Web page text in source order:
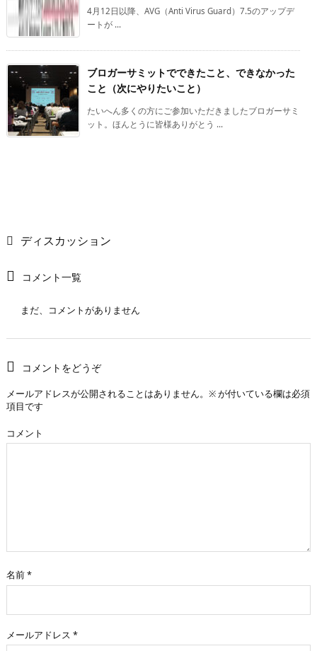
4月12日以降、AVG（Anti Virus Guard）7.5のアップデ
ートが ...
ブロガーサミットでできたこと、できなかった
こと（次にやりたいこと）
たいへん多くの方にご参加いただきましたブロガーサミ
ット。ほんとうに皆様ありがとう ...
ディスカッション
コメント一覧
まだ、コメントがありません
コメントをどうぞ
メールアドレスが公開されることはありません。 ※が付いている欄は必須
項目です
コメント
名前*
メールアドレス *